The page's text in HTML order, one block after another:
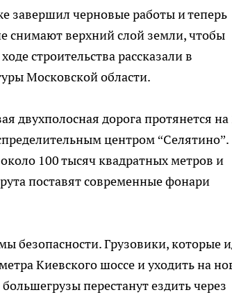
завершил черновые работы и теперь
снимают верхний слой земли, чтобы
строительства рассказали в
Московской области.
двухполосная дорога протянется на
центром “Селятино”.
100 тысяч квадратных метров и
поставят современные фонари
безопасности. Грузовики, которые
Киевского шоссе и уходить на
перестанут ездить через